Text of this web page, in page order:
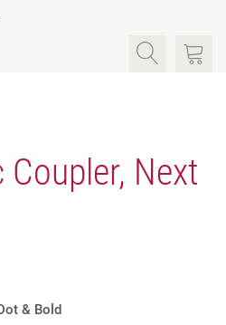
Next
& Bold